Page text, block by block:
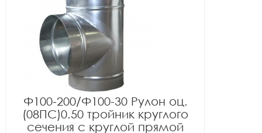
Ф100-200/Ф100-30 Рулон оц.
(08ПС)0.50 тройник круглого
сечения с круглой прямой